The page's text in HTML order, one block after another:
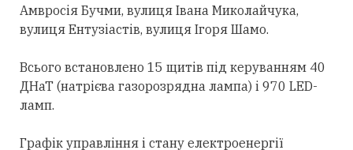
Амвросія Бучми, вулиця Івана Миколайчука,
вулиця Ентузіастів, вулиця Ігоря Шамо.
Всього встановлено 15 щитів під керуванням 40
ДНаТ (натрієва газорозрядна лампа) і 970 LED-
ламп.
Графік управління і стану електроенергії